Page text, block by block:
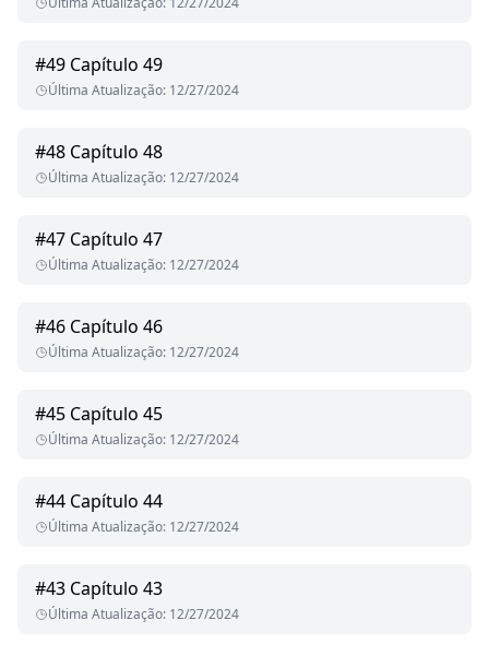
#49 Capítulo 49
Última Atualização: 12/27/2024
#48 Capítulo 48
Última Atualização: 12/27/2024
#47 Capítulo 47
Última Atualização: 12/27/2024
#46 Capítulo 46
Última Atualização: 12/27/2024
#45 Capítulo 45
Última Atualização: 12/27/2024
#44 Capítulo 44
Última Atualização: 12/27/2024
#43 Capítulo 43
Última Atualização: 12/27/2024